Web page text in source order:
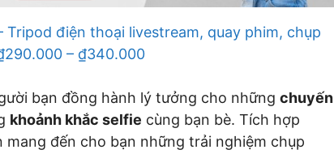
Tripod điện thoại livestream, quay phim, chụp
– ₫340.000
bạn đồng hành lý tưởng cho những chuyến
khoảnh khắc selfie cùng bạn bè. Tích hợp
mang đến cho bạn những trải nghiệm chụp